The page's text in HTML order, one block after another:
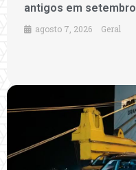
antigos em setembro
agosto 7, 2026 Geral